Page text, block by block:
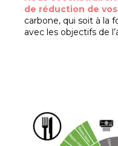
de réduction de
carbone, qui soit à la
avec les objectifs de